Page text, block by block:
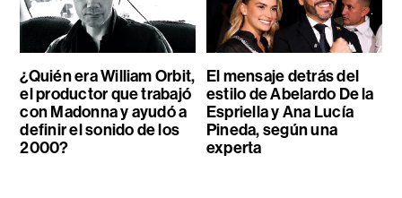
¿Quién era William Orbit,
el productor que trabajó
con Madonna y ayudó a
definir el sonido de los
2000?
El mensaje detrás del
estilo de Abelardo De la
Espriella y Ana Lucía
Pineda, según una
experta